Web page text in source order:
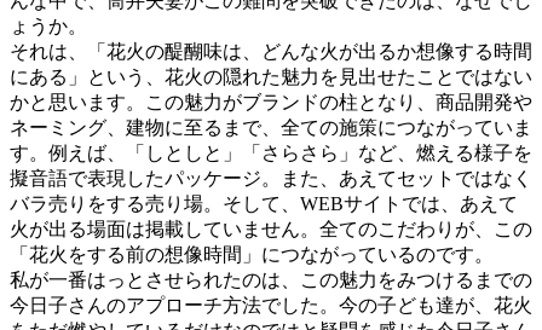
ょうか。
それは、「花火の醍醐味は、どんな火が出るか想像する時間
にある」という、花火の隠れた魅力を見出せたことではない
かと思います。この魅力がブランドの柱となり、商品開発や
ネーミング、建物に至るまで、全ての施策につながっていま
す。例えば、「しとしと」「さらさら」など、燃える様子を
擬音語で表現したパッケージ。また、あえてセットではなく
バラ売りをする売り場。そして、WEBサイトでは、あえて
火が出る場面は掲載していません。全てのこだわりが、この
「花火をする前の想像時間」につながっているのです。
私が一番はっとさせられたのは、この魅力をみつけるまでの
今日子さんのアプローチ方法でした。今の子ども達が、花火